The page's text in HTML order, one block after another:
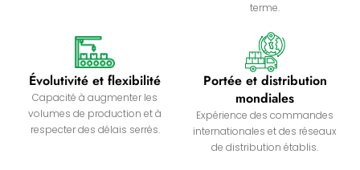
terme.
Évolutivité et flexibilité
Capacité à augmenter les
volumes de production et à
respecter des délais serrés.
Portée et distribution
mondiales
Expérience des commandes
internationales et des réseaux
de distribution établis.